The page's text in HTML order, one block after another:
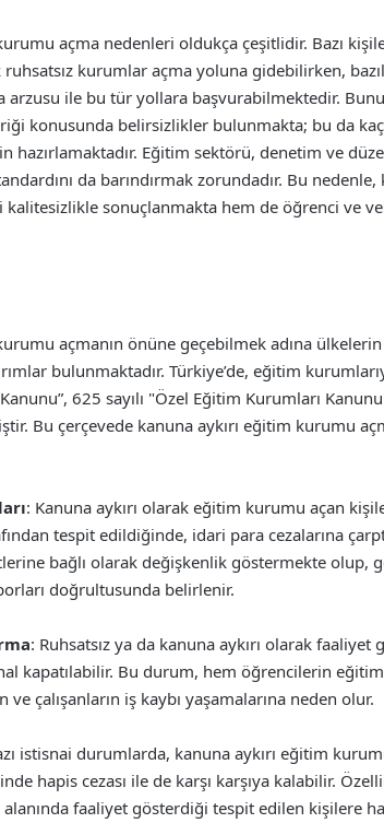
açma nedenleri oldukça çeşitlidir. Bazı
kurumlar açma yoluna gidebilirken,
arzusu ile bu tür yollara başvurabilmektedir.
konusunda belirsizlikler bulunmakta; bu da
hazırlamaktadır. Eğitim sektörü, denetim ve
da barındırmak zorundadır. Bu nedenle,
kalitesizlikle sonuçlanmakta hem de öğrenci ve
açmanın önüne geçebilmek adına
bulunmaktadır. Türkiye’de, eğitim
Kanunu”, 625 sayılı "Özel Eğitim Kurumları
Bu çerçevede kanuna aykırı eğitim kurumu
: Kanuna aykırı olarak eğitim kurumu açan
tespit edildiğinde, idari para cezalarına
bağlı olarak değişkenlik göstermekte olup,
doğrultusunda belirlenir.
: Ruhsatsız ya da kanuna aykırı olarak
kapatılabilir. Bu durum, hem öğrencilerin
çalışanların iş kaybı yaşamalarına neden olur.
istisnai durumlarda, kanuna aykırı eğitim
hapis cezası ile de karşı karşıya kalabilir.
faaliyet gösterdiği tespit edilen kişilere